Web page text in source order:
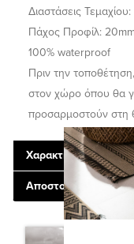
Διαστάσεις
Πάχος Προφίλ:
100% waterproof
Πριν την
στον χώρο όπου θα
προσαρμοστούν στη
Χαρακτηριστικά
Αποστολές -